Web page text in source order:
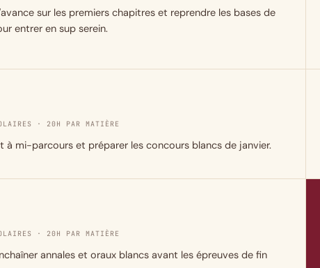
sur les premiers chapitres et reprendre les bases de
entrer en sup serein.
· 20H PAR MATIÈRE
à mi-parcours et préparer les concours blancs de janvier.
· 20H PAR MATIÈRE
annales et oraux blancs avant les épreuves de fin